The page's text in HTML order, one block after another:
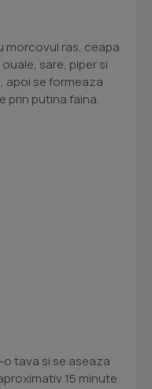
morcovul ras, ceapa
sare, piper si
apoi se formeaza
prin putina faina.
tava si se aseaza
15 minute